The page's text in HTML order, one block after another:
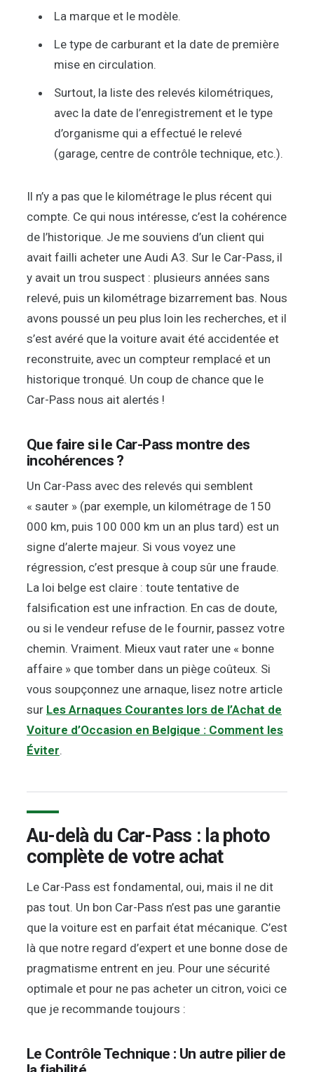
La marque et le modèle.
Le type de carburant et la date de première
mise en circulation.
Surtout, la liste des relevés kilométriques,
avec la date de l’enregistrement et le type
d’organisme qui a effectué le relevé
(garage, centre de contrôle technique, etc.).
Il n’y a pas que le kilométrage le plus récent qui
compte. Ce qui nous intéresse, c’est la cohérence
de l’historique. Je me souviens d’un client qui
avait failli acheter une Audi A3. Sur le Car-Pass, il
y avait un trou suspect : plusieurs années sans
relevé, puis un kilométrage bizarrement bas. Nous
avons poussé un peu plus loin les recherches, et il
s’est avéré que la voiture avait été accidentée et
reconstruite, avec un compteur remplacé et un
historique tronqué. Un coup de chance que le
Car-Pass nous ait alertés !
Que faire si le Car-Pass montre des
incohérences ?
Un Car-Pass avec des relevés qui semblent
« sauter » (par exemple, un kilométrage de 150
000 km, puis 100 000 km un an plus tard) est un
signe d’alerte majeur. Si vous voyez une
régression, c’est presque à coup sûr une fraude.
La loi belge est claire : toute tentative de
falsification est une infraction. En cas de doute,
ou si le vendeur refuse de le fournir, passez votre
chemin. Vraiment. Mieux vaut rater une « bonne
affaire » que tomber dans un piège coûteux. Si
vous soupçonnez une arnaque, lisez notre article
sur Les Arnaques Courantes lors de l’Achat de
Voiture d’Occasion en Belgique : Comment les
Éviter.
Au-delà du Car-Pass : la photo
complète de votre achat
Le Car-Pass est fondamental, oui, mais il ne dit
pas tout. Un bon Car-Pass n’est pas une garantie
que la voiture est en parfait état mécanique. C’est
là que notre regard d’expert et une bonne dose de
pragmatisme entrent en jeu. Pour une sécurité
optimale et pour ne pas acheter un citron, voici ce
que je recommande toujours :
Le Contrôle Technique : Un autre pilier de